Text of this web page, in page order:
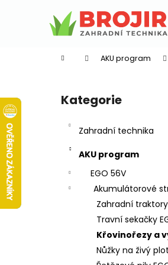
AKU program
Přeskočit
kategorie
Kategorie
Zahradní technika
AKU program
EGO 56V
Akumulátorové
Zahradní
Travní sekačky
Křovinořezy a
Nůžky na živý
Zpět
Zpět